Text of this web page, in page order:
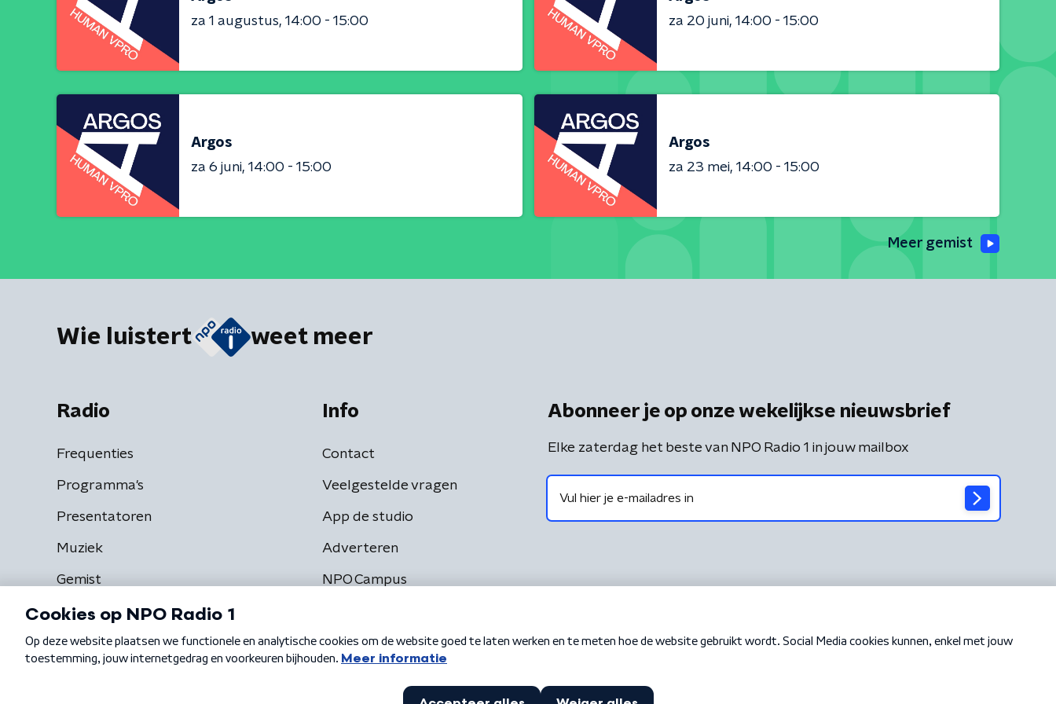
za 1 augustus 14:00 - 15:00
za 20 juni 14:00 - 15:00
Argos
za 6 juni 14:00 - 15:00
Argos
za 23 mei 14:00 - 15:00
Meer gemist
Wie luistert weet meer
Radio
Frequenties
Programma's
Presentatoren
Muziek
Gemist
Info
Contact
Veelgestelde vragen
App de studio
Adverteren
NPO Campus
Abonneer je op onze wekelijkse nieuwsbrief
Elke zaterdag het beste van NPO Radio 1 in jouw mailbox
Algemene voorwaarden Privacybeleid